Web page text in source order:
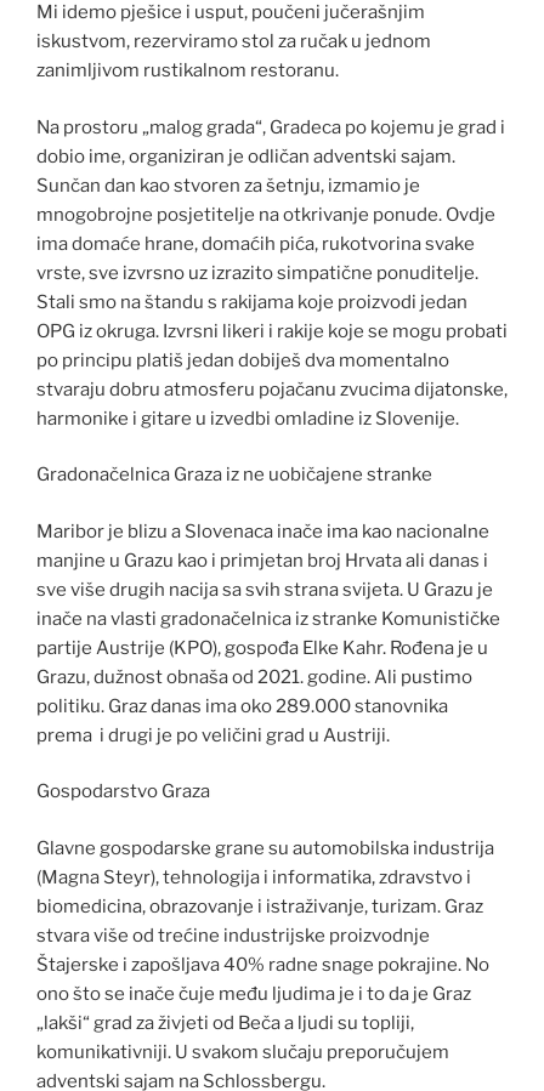
Mi idemo pješice i usput, poučeni jučerašnjim
iskustvom, rezerviramo stol za ručak u jednom
zanimljivom rustikalnom restoranu.
Na prostoru „malog grada“, Gradeca po kojemu je grad i
dobio ime, organiziran je odličan adventski sajam.
Sunčan dan kao stvoren za šetnju, izmamio je
mnogobrojne posjetitelje na otkrivanje ponude. Ovdje
ima domaće hrane, domaćih pića, rukotvorina svake
vrste, sve izvrsno uz izrazito simpatične ponuditelje.
Stali smo na štandu s rakijama koje proizvodi jedan
OPG iz okruga. Izvrsni likeri i rakije koje se mogu probati
po principu platiš jedan dobiješ dva momentalno
stvaraju dobru atmosferu pojačanu zvucima dijatonske,
harmonike i gitare u izvedbi omladine iz Slovenije.
Gradonačelnica Graza iz ne uobičajene stranke
Maribor je blizu a Slovenaca inače ima kao nacionalne
manjine u Grazu kao i primjetan broj Hrvata ali danas i
sve više drugih nacija sa svih strana svijeta. U Grazu je
inače na vlasti gradonačelnica iz stranke Komunističke
partije Austrije (KPO), gospođa Elke Kahr. Rođena je u
Grazu, dužnost obnaša od 2021. godine. Ali pustimo
politiku. Graz danas ima oko 289.000 stanovnika
prema i drugi je po veličini grad u Austriji.
Gospodarstvo Graza
Glavne gospodarske grane su automobilska industrija
(Magna Steyr), tehnologija i informatika, zdravstvo i
biomedicina, obrazovanje i istraživanje, turizam. Graz
stvara više od trećine industrijske proizvodnje
Štajerske i zapošljava 40% radne snage pokrajine. No
ono što se inače čuje među ljudima je i to da je Graz
„lakši“ grad za živjeti od Beča a ljudi su topliji,
komunikativniji. U svakom slučaju preporučujem
adventski sajam na Schlossbergu.